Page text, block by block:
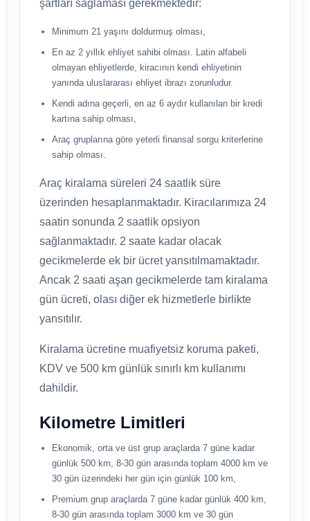
şartları sağlaması gerekmektedir:
Minimum 21 yaşını doldurmuş olması,
En az 2 yıllık ehliyet sahibi olması. Latin alfabeli
olmayan ehliyetlerde, kiracının kendi ehliyetinin
yanında uluslararası ehliyet ibrazı zorunludur.
Kendi adına geçerli, en az 6 aydır kullanılan bir kredi
kartına sahip olması,
Araç gruplarına göre yeterli finansal sorgu kriterlerine
sahip olması.
Araç kiralama süreleri 24 saatlik süre
üzerinden hesaplanmaktadır. Kiracılarımıza 24
saatin sonunda 2 saatlik opsiyon
sağlanmaktadır. 2 saate kadar olacak
gecikmelerde ek bir ücret yansıtılmamaktadır.
Ancak 2 saati aşan gecikmelerde tam kiralama
gün ücreti, olası diğer ek hizmetlerle birlikte
yansıtılır.
Kiralama ücretine muafiyetsiz koruma paketi,
KDV ve 500 km günlük sınırlı km kullanımı
dahildir.
Kilometre Limitleri
Ekonomik, orta ve üst grup araçlarda 7 güne kadar
günlük 500 km, 8-30 gün arasında toplam 4000 km ve
30 gün üzerindeki her gün için günlük 100 km,
Premium grup araçlarda 7 güne kadar günlük 400 km,
8-30 gün arasında toplam 3000 km ve 30 gün